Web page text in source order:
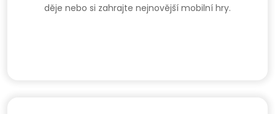
děje nebo si zahrajte nejnovější mobilní hry.